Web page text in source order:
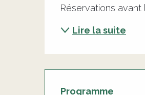
Réservations avant
Lire la suite
Programme